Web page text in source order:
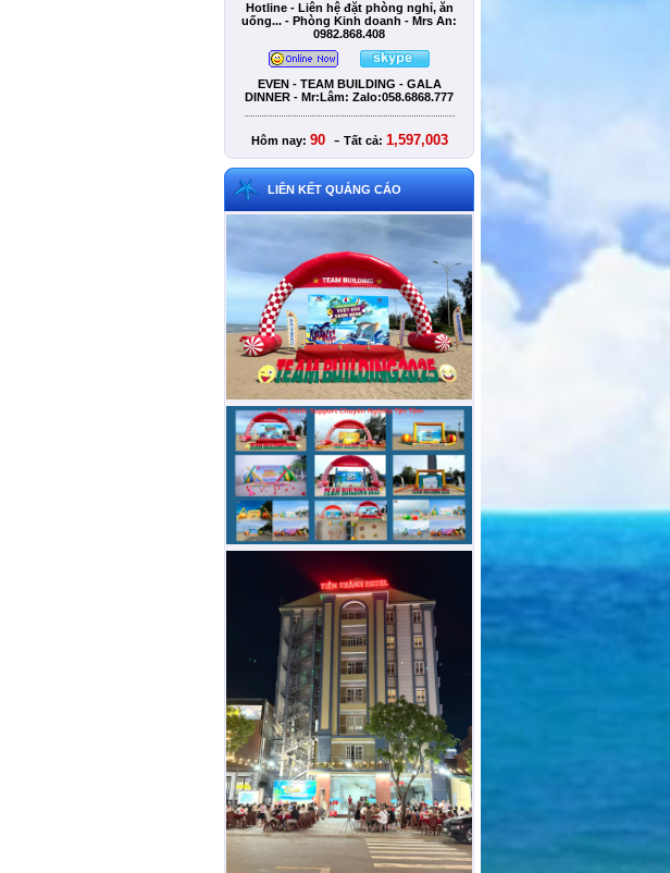
Hotline - Liên hệ đặt phòng nghỉ, ăn
uống... - Phòng Kinh doanh - Mrs An:
0982.868.408
EVEN - TEAM BUILDING - GALA
DINNER - Mr:Lâm: Zalo:058.6868.777
Hôm nay: 90- Tất cả: 1,597,003
LIÊN KẾT QUẢNG CÁO